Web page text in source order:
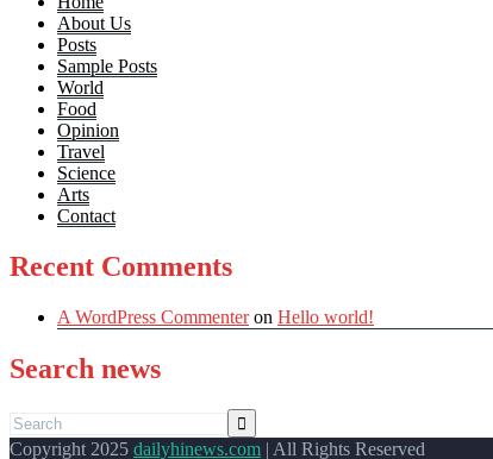
About Us
Posts
Sample Posts
World
Food
Opinion
Travel
Science
Arts
Contact
Recent Comments
A WordPress Commenteron Hello world!
Search news
Copyright 2025 dailyhinews.com | All Rights Reserved